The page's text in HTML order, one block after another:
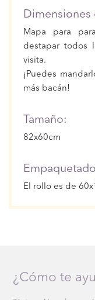
Mapa para
destapar todos
visita.
¡Puedes
más bacán!
Tamaño:
82x60cm
El rollo es de
¿Cómo te